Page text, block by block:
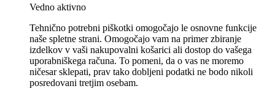
Vedno aktivno
Tehnično potrebni piškotki omogočajo le osnovne funkcije
naše spletne strani. Omogočajo vam na primer zbiranje
izdelkov v vaši nakupovalni košarici ali dostop do vašega
uporabniškega računa. To pomeni, da o vas ne moremo
ničesar sklepati, prav tako dobljeni podatki ne bodo nikoli
posredovani tretjim osebam.